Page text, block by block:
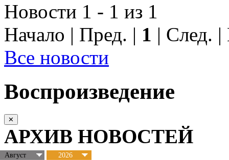
Новости 1 - 1 из 1
Начало | Пред. | 1 | След.
Все новости
Воспроизведение
✕
АРХИВ НОВОСТЕЙ
Август 2026